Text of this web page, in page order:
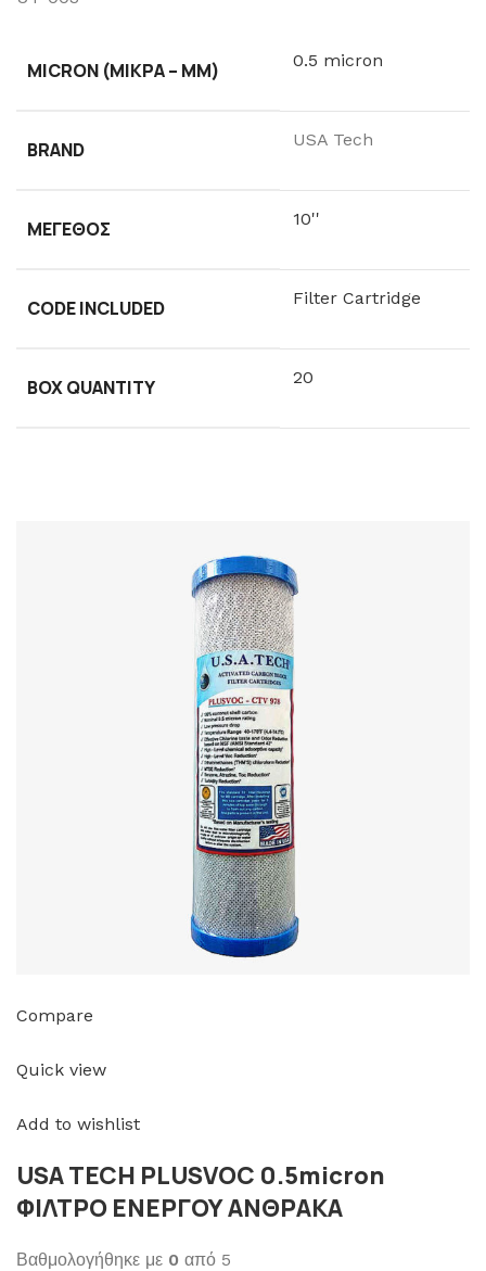
MICRON (ΜΙΚΡΆ – ΜM) 0.5 micron
BRAND USA Tech
ΜΈΓΕΘΟΣ 10''
CODE INCLUDED Filter Cartridge
BOX QUANTITY 20
Compare
Quick view
Add to wishlist
USA TECH PLUSVOC 0.5micron
ΦΙΛΤΡΟ ΕΝΕΡΓΟΥ ΑΝΘΡΑΚΑ
Βαθμολογήθηκε με 0 από 5